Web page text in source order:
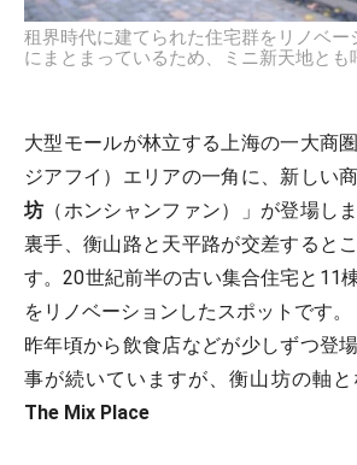
租界時代に建てられた住宅群をリノベー
にまとまっているため、ミニ新天地とも
大型モールが林立する上海の一大商
ジアフイ）エリアの一角に、新しい
坊 （ホンシャンファン）」が登場し
裏手、衡山路と天平路が交差すると
す。20世紀前半の古い集合住宅と11
をリノベーションしたスポットです。
昨年頃から飲食店などが少しずつ登
事が続いていますが、衡山坊の軸と
The Mix Place